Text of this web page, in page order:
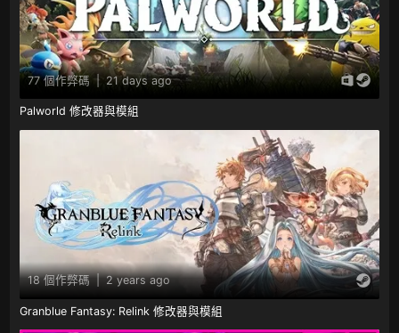
77 個作弊碼 | 21 days ago
Palworld 修改器與模組
18 個作弊碼 | 2 years ago
Granblue Fantasy: Relink 修改器與模組